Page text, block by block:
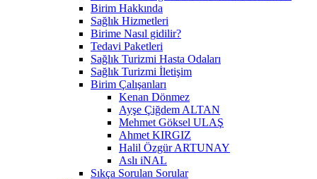
Birim Hakkında
Sağlık Hizmetleri
Birime Nasıl gidilir?
Tedavi Paketleri
Sağlık Turizmi Hasta Odaları
Sağlık Turizmi İletişim
Birim Çalışanları
Kenan Dönmez
Ayşe Çiğdem ALTAN
Mehmet Göksel ULAŞ
Ahmet KIRGIZ
Halil Özgür ARTUNAY
Aslı iNAL
Sıkça Sorulan Sorular